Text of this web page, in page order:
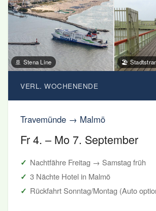
🚢 Stena Line 🏖️
VERL. WOCHENENDE
Travemünde → Malmö
Fr 4. – Mo 7. September
Nachtfähre Freitag → Samstag früh
3 Nächte Hotel in Malmö
Rückfahrt Sonntag/Montag (Auto